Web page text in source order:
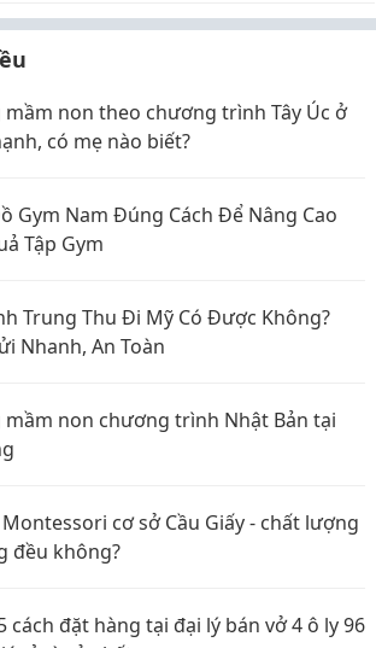
non theo chương trình Tây Úc ở
có mẹ nào biết?
Gym Nam Đúng Cách Để Nâng Cao
Tập Gym
Trung Thu Đi Mỹ Có Được Không?
Nhanh, An Toàn
non chương trình Nhật Bản tại
cơ sở Cầu Giấy - chất lượng
đều không?
cách đặt hàng tại đại lý bán vở 4 ô ly 96